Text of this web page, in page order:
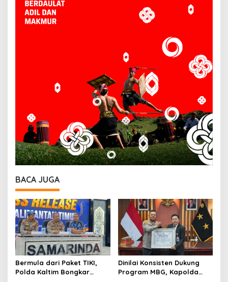
BACA JUGA
Bermula dari Paket TIKI,
Polda Kaltim Bongkar
Dinilai Konsisten Dukung
Program MBG, Kapolda